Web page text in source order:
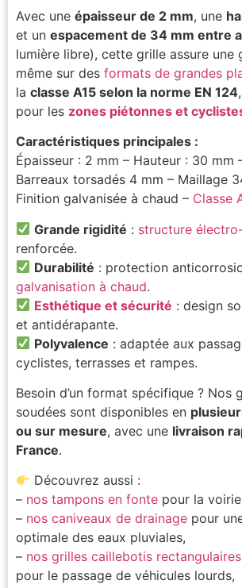
Avec une épaisseur de 2 mm, une
et un espacement de 34 mm entre
lumière libre), cette grille assure une
même sur des formats de grandes
la classe A15 selon la norme EN 124
pour les zones piétonnes et
Caractéristiques principales :
Épaisseur : 2 mm – Hauteur : 30 mm
Barreaux torsadés 4 mm – Maillage
Finition galvanisée à chaud – Classe
Grande rigidité : structure
renforcée.
Durabilité : protection
galvanisation à chaud.
Esthétique et sécurité : design
et antidérapante.
Polyvalence : adaptée aux
cyclistes, terrasses et rampes.
Besoin d’un format spécifique ? Nos
soudées sont disponibles en
ou sur mesure, avec une livraison
France.
Découvrez aussi :
– nos tampons en fonte pour la
– nos caniveaux de drainage pour
optimale des eaux pluviales,
– nos grilles caillebotis
pour le passage de véhicules lourds,